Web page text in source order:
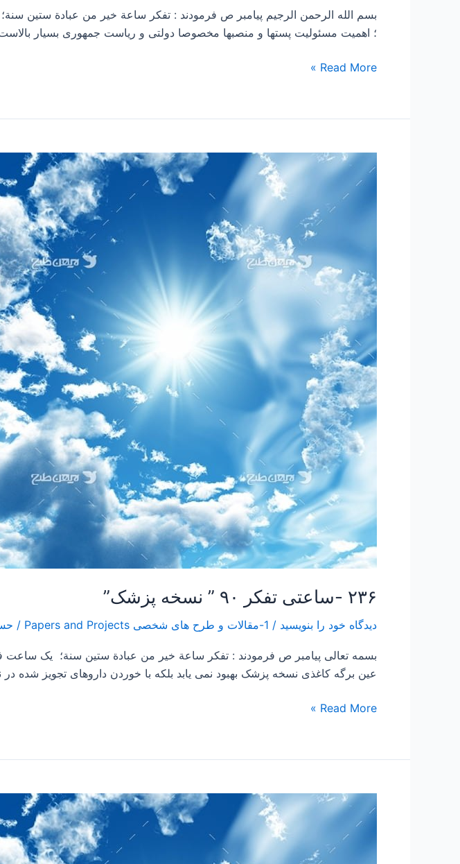
بسم الله الرحمن الرجیم پیامبر ص فرمودند : تفكر ساعة خير من عبادة
؛ اهمیت مسئولیت پستها و منصبها مخصوصا دولتی و ریاست جمهوری بسیار
Read More »
۲۳۶ -ساعتی تفکر ۹۰ ” نسخه پزشک”
دیدگاه‌ خود را بنویسید / 1-مقالات و طرح های شخصی Papers and Projects /
بسمه تعالی پیامبر ص فرمودند : تفكر ساعة خير من عبادة ستين سنة؛ یک
عین برگه کاغذی نسخه پزشک بهبود نمی یابد بلکه با خوردن داروهای تجویز
۲۳۶
-ساعتی
پزشک”
Read More »
۲۱۸
ساعتی